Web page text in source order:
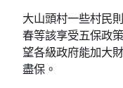
大山頭村一些村民
春等該享受五保政
望各級政府能加大
盡保。